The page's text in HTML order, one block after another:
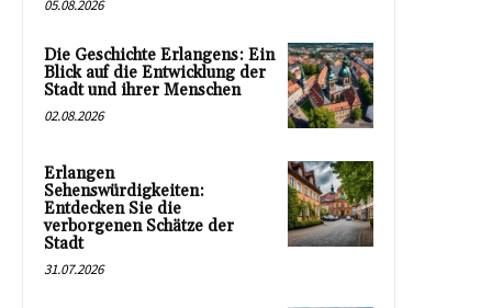
05.08.2026
Die Geschichte Erlangens: Ein
Blick auf die Entwicklung der
Stadt und ihrer Menschen
02.08.2026
Erlangen
Sehenswürdigkeiten:
Entdecken Sie die
verborgenen Schätze der
Stadt
31.07.2026